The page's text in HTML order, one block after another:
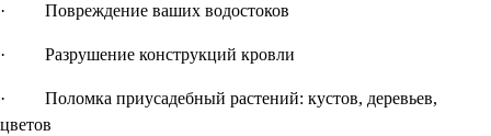
· Повреждение ваших водостоков
· Разрушение конструкций кровли
· Поломка приусадебный растений: кустов, деревьев,
цветов